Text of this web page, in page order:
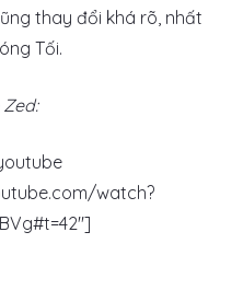
thay đổi khá rõ, nhất
Tối.
watch?